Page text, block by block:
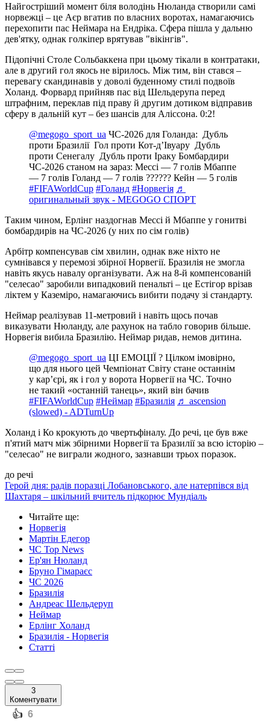
Найгостріший момент біля володінь Нюланда створили самі
норвежці – це Аєр вгатив по власних воротах, намагаючись
перехопити пас Неймара на Ендріка. Сфера пішла у дальню
дев'ятку, однак голкіпер врятував "вікінгів".
Підопічні Столе Сольбаккена при цьому тікали в контратаки,
але в другий гол якось не вірилось. Між тим, він стався –
перевагу скандинавів у доволі буденному стилі подвоїв
Холанд. Форвард прийняв пас від Шельдерупа перед
штрафним, переклав під праву й другим дотиком відправив
сферу в дальній кут – без шансів для Аліссона. 0:2!
@megogo_sport_ua ЧС-2026 для Голанда: ️️ Дубль
проти Бразилії ️ Гол проти Кот-дʼІвуару ️️ Дубль
проти Сенегалу ️️ Дубль проти Іраку Бомбардири
ЧС-2026 станом на зараз: Мессі — 7 голів Мбаппе
— 7 голів Голанд — 7 голів ?????? Кейн — 5 голів
#FIFAWorldCup #Голанд #Норвегія ♬
оригинальный звук - MEGOGO СПОРТ
Таким чином, Ерлінг наздогнав Мессі й Мбаппе у гонитві
бомбардирів на ЧС-2026 (у них по сім голів)
Арбітр компенсував сім хвилин, однак вже ніхто не
сумнівався у перемозі збірної Норвегії. Бразилія не змогла
навіть якусь навалу організувати. Аж на 8-й компенсованій
"селесао" заробили випадковий пенальті – це Естігор врізав
ліктем у Каземіро, намагаючись вибити подачу зі стандарту.
Неймар реалізував 11-метровий і навіть щось почав
виказувати Нюланду, але рахунок на табло говорив більше.
Норвегія вибила Бразилію. Неймар ридав, немов дитина.
@megogo_sport_ua ЦІ ЕМОЦІЇ ? Цілком імовірно,
що для нього цей Чемпіонат Світу стане останнім
у карʼєрі, як і гол у ворота Норвегії на ЧС. Точно
не такий «останній танець», який він бачив
#FIFAWorldCup #Неймар #Бразилія ♬ ascension
(slowed) - ADTurnUp
Холанд і Ко крокують до чвертьфіналу. До речі, це був вже
п'ятий матч між збірними Норвегії та Бразилії за всю історію –
"селесао" не виграли жодного, зазнавши трьох поразок.
до речі
Герой дня: радів поразці Лобановського, але натерпівся від
Шахтаря – шкільний вчитель підкорює Мундіаль
Читайте ще:
Норвегія
Мартін Едегор
ЧС Top News
Ер'ян Нюланд
Бруно Гімараєс
ЧС 2026
Бразилія
Андреас Шельдеруп
Неймар
Ерлінг Холанд
Бразилія - Норвегія
Статті
3
Коментувати
️👍 6